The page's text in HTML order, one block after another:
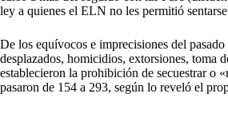
ley a quienes el ELN no les permitió
De los equívocos e imprecisiones del
desplazados, homicidios, extorsiones, toma
establecieron la prohibición de secuestrar o
pasaron de 154 a 293, según lo reveló el